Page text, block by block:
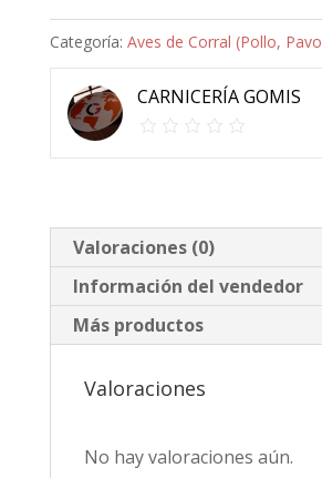
cantidad
Categoría: Aves de Corral (Pollo,
CARNICERÍA GOMIS
Valoraciones (0)
Información del vendedor
Más productos
Valoraciones
No hay valoraciones aún.